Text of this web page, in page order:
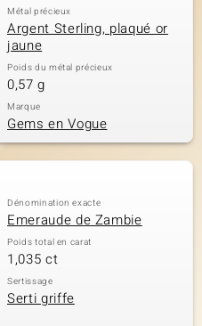
Métal précieux
Argent Sterling, plaqué or
jaune
Poids du métal précieux
0,57 g
Marque
Gems en Vogue
Dénomination exacte
Emeraude de Zambie
Poids total en carat
1,035 ct
Sertissage
Serti griffe